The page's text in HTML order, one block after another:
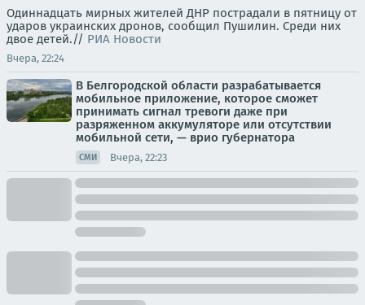
Одиннадцать мирных жителей ДНР пострадали в пятницу от
ударов украинских дронов, сообщил Пушилин. Среди них
двое детей.// РИА Новости
Вчера, 22:24
В Белгородской области разрабатывается
мобильное приложение, которое сможет
принимать сигнал тревоги даже при
разряженном аккумуляторе или отсутствии
мобильной сети, — врио губернатора
СМИ Вчера, 22:23